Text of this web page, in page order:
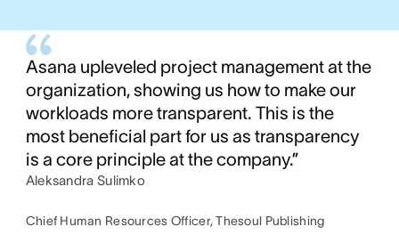
Asana upleveled project management at the
organization, showing us how to make our
workloads more transparent. This is the
most beneficial part for us as transparency
is a core principle at the company.”
Aleksandra Sulimko
Chief Human Resources Officer, Thesoul Publishing